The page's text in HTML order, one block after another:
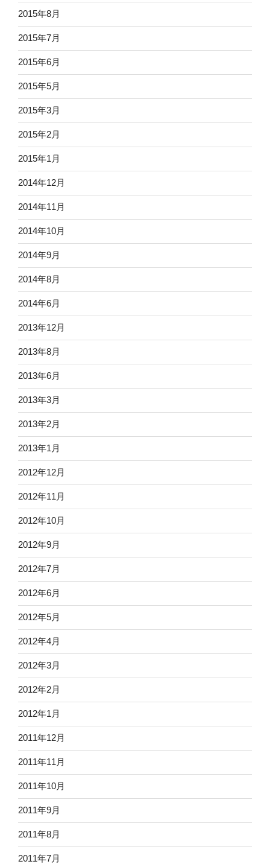
2015年8月
2015年7月
2015年6月
2015年5月
2015年3月
2015年2月
2015年1月
2014年12月
2014年11月
2014年10月
2014年9月
2014年8月
2014年6月
2013年12月
2013年8月
2013年6月
2013年3月
2013年2月
2013年1月
2012年12月
2012年11月
2012年10月
2012年9月
2012年7月
2012年6月
2012年5月
2012年4月
2012年3月
2012年2月
2012年1月
2011年12月
2011年11月
2011年10月
2011年9月
2011年8月
2011年7月